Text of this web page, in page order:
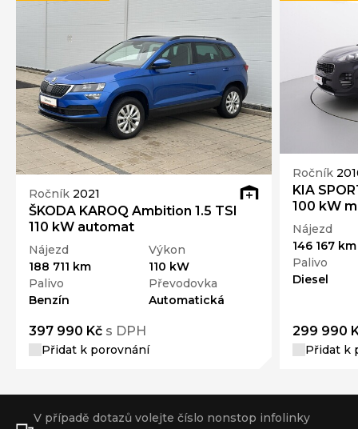
Ročník 2021
ŠKODA KAROQ Ambition 1.5 TSI
110 kW automat
Nájezd
188 711 km
Výkon
110 kW
Palivo
Benzín
Převodovka
Automatická
397 990 Kč s DPH
Přidat k porovnání
Ročník
KIA
100 kW
Nájezd
146 167 km
Palivo
Diesel
299 990
Přidat k
V případě dotazů volejte číslo nonstop infolinky